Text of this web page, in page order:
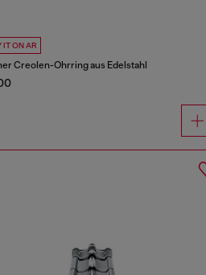
IT ON AR
Creolen-Ohrring aus Edelstahl